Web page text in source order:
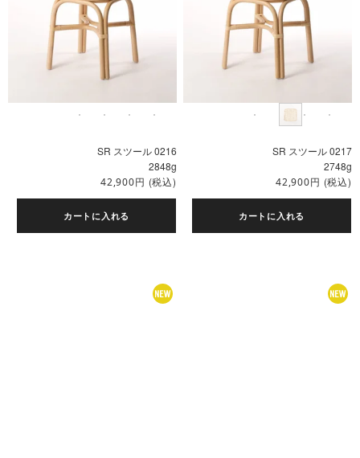
SR スツール 0216
2848g
42,900円 (税込)
カートに入れる
SR スツール 0217
2748g
42,900円 (税込)
カートに入れる